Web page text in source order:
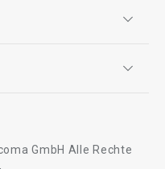
GmbH Alle Rechte